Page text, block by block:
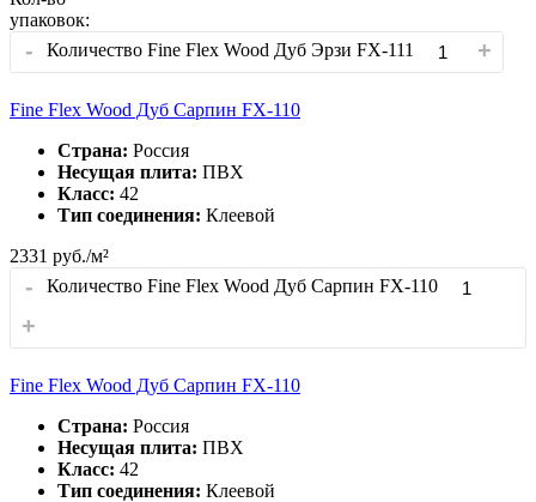
упаковок:
- Количество Fine Flex Wood Дуб Эрзи FX-111 +
Fine Flex Wood Дуб Сарпин FX-110
Страна: Россия
Несущая плита: ПВХ
Класс: 42
Тип соединения: Клеевой
2331 руб./м²
- Количество Fine Flex Wood Дуб Сарпин FX-110
+
Fine Flex Wood Дуб Сарпин FX-110
Страна: Россия
Несущая плита: ПВХ
Класс: 42
Тип соединения: Клеевой